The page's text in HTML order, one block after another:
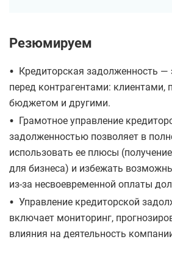
Резюмируем
• Кредиторская задолженность —
перед контрагентами: клиентами,
бюджетом и другими.
• Грамотное управление
задолженностью позволяет в
использовать ее плюсы
для бизнеса) и избежать
из-за несвоевременной оплаты
• Управление кредиторской
включает мониторинг,
влияния на деятельность